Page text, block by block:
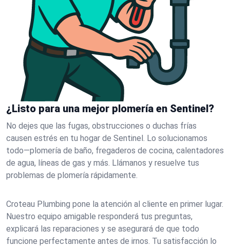
¿Listo para una mejor plomería en Sentinel?
No dejes que las fugas, obstrucciones o duchas frías
causen estrés en tu hogar de Sentinel. Lo solucionamos
todo—plomería de baño, fregaderos de cocina, calentadores
de agua, líneas de gas y más. Llámanos y resuelve tus
problemas de plomería rápidamente.
Croteau Plumbing pone la atención al cliente en primer lugar.
Nuestro equipo amigable responderá tus preguntas,
explicará las reparaciones y se asegurará de que todo
funcione perfectamente antes de irnos. Tu satisfacción lo